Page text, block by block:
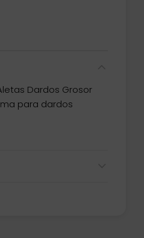
Dardos Grosor
para dardos